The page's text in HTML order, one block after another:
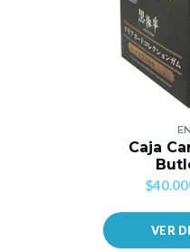
Caja
VER